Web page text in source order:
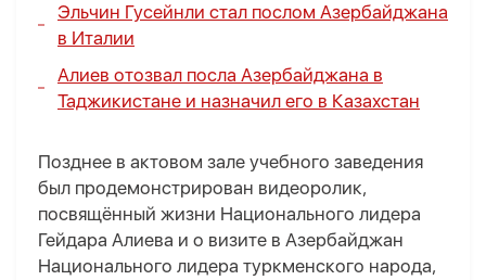
Эльчин Гусейнли стал послом Азербайджана
в Италии
Алиев отозвал посла Азербайджана в
Таджикистане и назначил его в Казахстан
Позднее в актовом зале учебного заведения
был продемонстрирован видеоролик,
посвящённый жизни Национального лидера
Гейдара Алиева и о визите в Азербайджан
Национального лидера туркменского народа,